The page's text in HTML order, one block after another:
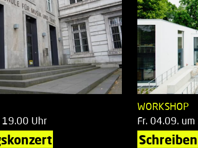
19.00 Uhr
WORKSHOP
Fr. 04.09.